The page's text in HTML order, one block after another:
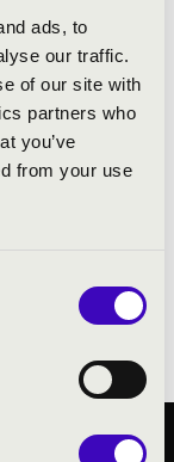
ads, to
our traffic.
of our site with
partners who
you’ve
from your use
amerikai zenei
majd a közönség
is mutatják ezt a
a
a funky-ig.
komoly
is,
kedvenc